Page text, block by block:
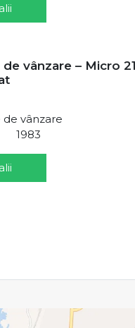
vânzare – Micro
vânzare
1983